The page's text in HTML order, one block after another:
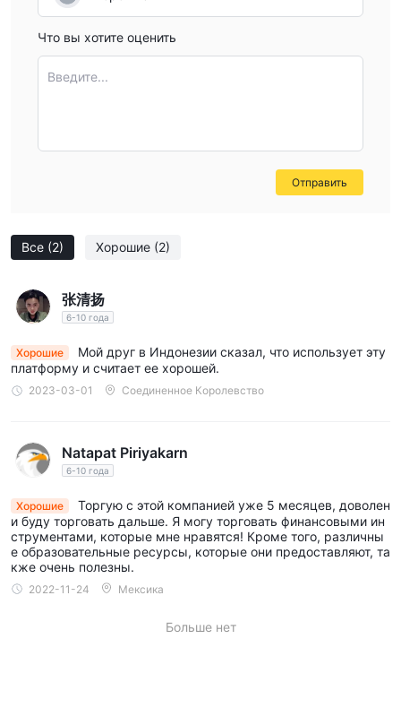
approach helps ensure you’re not caught off guard by
unexpected limits or delays.
Все (2) Хорошие (2)
张清扬
6-10 года
Хорошие
Мой друг в Индонезии сказал, что использует эту
платформу и считает ее хорошей.
2023-03-01 Соединенное Королевство
Natapat Piriyakarn
6-10 года
Хорошие
Торгую с этой компанией уже 5 месяцев, доволен
и буду торговать дальше. Я могу торговать финансовыми ин
струментами, которые мне нравятся! Кроме того, различны
е образовательные ресурсы, которые они предоставляют, та
кже очень полезны.
2022-11-24 Мексика
Больше нет
Что вы хотите оценить
Введите...
Отправить